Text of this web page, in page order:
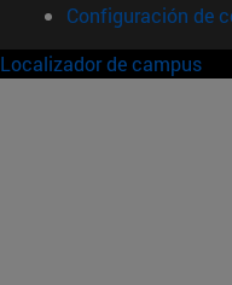
Configuración de
Localizador de campus